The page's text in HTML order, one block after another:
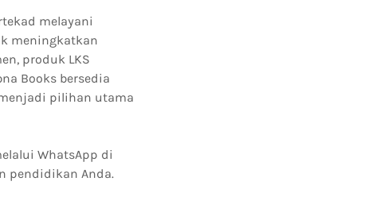
melayani
meningkatkan
produk LKS
Books bersedia
pilihan utama
WhatsApp di
pendidikan Anda.